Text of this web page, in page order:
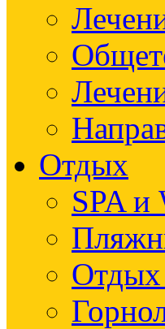
Отдых
SPA
Отдых